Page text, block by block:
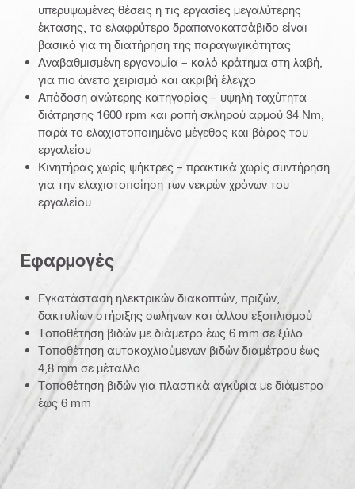
υπερυψωμένες θέσεις η τις εργασίες μεγαλύτερης
έκτασης, το ελαφρύτερο δραπανοκατσάβιδο είναι
βασικό για τη διατήρηση της παραγωγικότητας
Αναβαθμισμένη εργονομία – καλό κράτημα στη λαβή,
για πιο άνετο χειρισμό και ακριβή έλεγχο
Απόδοση ανώτερης κατηγορίας – υψηλή ταχύτητα
διάτρησης 1600 rpm και ροπή σκληρού αρμού 34 Nm,
παρά το ελαχιστοποιημένο μέγεθος και βάρος του
εργαλείου
Κινητήρας χωρίς ψήκτρες – πρακτικά χωρίς συντήρηση
για την ελαχιστοποίηση των νεκρών χρόνων του
εργαλείου
Εφαρμογές
Εγκατάσταση ηλεκτρικών διακοπτών, πριζών,
δακτυλίων στήριξης σωλήνων και άλλου εξοπλισμού
Τοποθέτηση βιδών με διάμετρο έως 6 mm σε ξύλο
Τοποθέτηση αυτοκοχλιούμενων βιδών διαμέτρου έως
4,8 mm σε μέταλλο
Τοποθέτηση βιδών για πλαστικά αγκύρια με διάμετρο
έως 6 mm